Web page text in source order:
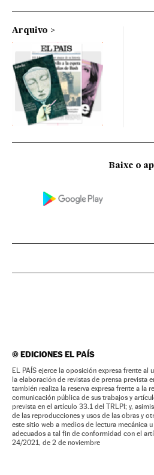
Arquivo
Baixe o
©EDICIONES EL PAÍS
EL PAÍS ejerce la oposición expresa frente al
la elaboración de revistas de prensa prevista
también realiza la reserva expresa frente a la
comunicación pública de sus trabajos y
prevista en el artículo 33.1 del TRLPI; y,
de las reproducciones y usos de las obras y
este sitio web a medios de lectura mecánica
adecuados a tal fin de conformidad con el
24/2021, de 2 de noviembre